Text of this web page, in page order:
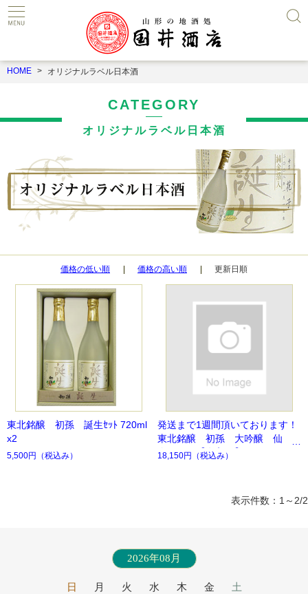
HOME オリジナルラベル日本酒
CATEGORY
オリジナルラベル日本酒
価格の低い順 価格の高い順 更新日順
東北銘醸 初孫 誕生ｾｯﾄ 720ml
x2
5,500円 （税込み）
発送まで1週間頂いております！
東北銘醸 初孫 大吟醸 仙
寿 1.8L【名入れ】
18,150円 （税込み）
表示件数：1～2/2
2026年08月
日 月 火 水 木 金
土